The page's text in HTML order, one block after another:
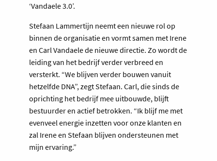
‘Vandaele 3.0’.
Stefaan Lammertijn neemt een nieuwe rol op
binnen de organisatie en vormt samen met Irene
en Carl Vandaele de nieuwe directie. Zo wordt de
leiding van het bedrijf verder verbreed en
versterkt. “We blijven verder bouwen vanuit
hetzelfde DNA”, zegt Stefaan. Carl, die sinds de
oprichting het bedrijf mee uitbouwde, blijft
bestuurder en actief betrokken. “Ik blijf me met
evenveel energie inzetten voor onze klanten en
zal Irene en Stefaan blijven ondersteunen met
mijn ervaring.”